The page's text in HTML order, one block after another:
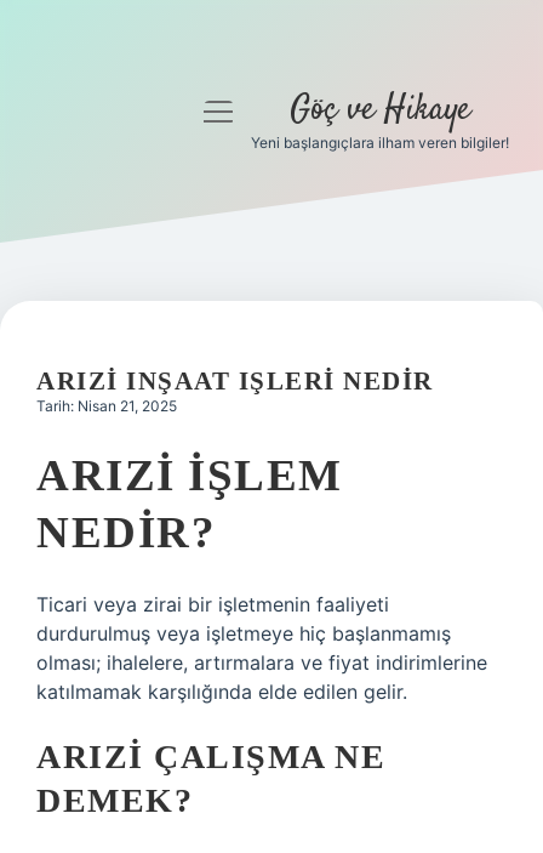
Gizlilik Politikası
Yasal Uyarı
menüyü
Göç ve Hikaye
Yeni başlangıçlara ilham veren bilgiler!
ARIZI INŞAAT IŞLERI NEDIR
Tarih: Nisan 21, 2025
ARIZI IŞLEM
NEDIR?
Ticari veya zirai bir işletmenin faaliyeti
durdurulmuş veya işletmeye hiç başlanmamış
olması; ihalelere, artırmalara ve fiyat indirimlerine
katılmamak karşılığında elde edilen gelir.
ARIZI ÇALIŞMA NE
DEMEK?